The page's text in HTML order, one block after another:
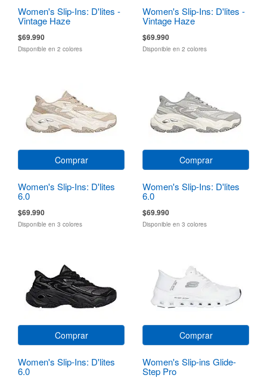
Women's Slip-Ins: D'lites -
Vintage Haze
$69.990
Disponible en 2 colores
Women's Slip-Ins: D'lites -
Vintage Haze
$69.990
Disponible en 2 colores
Comprar
Women's Slip-Ins: D'lites
6.0
$69.990
Disponible en 3 colores
Comprar
Women's Slip-Ins: D'lites
6.0
$69.990
Disponible en 3 colores
Comprar
Women's Slip-Ins: D'lites
6.0
Comprar
Women's Slip-ins Glide-
Step Pro